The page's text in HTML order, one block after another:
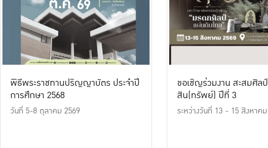
พิธีพระราชทานปริญญาบัตร ประจำปี
การศึกษา 2568
วันที่ 5-8 ตุลาคม 2569
ขอเชิญร่วมงาน สะสมศิล
สิน(ทรัพย์) ปีที่ 3
ระหว่างวันที่ 13 - 15 สิงหาค